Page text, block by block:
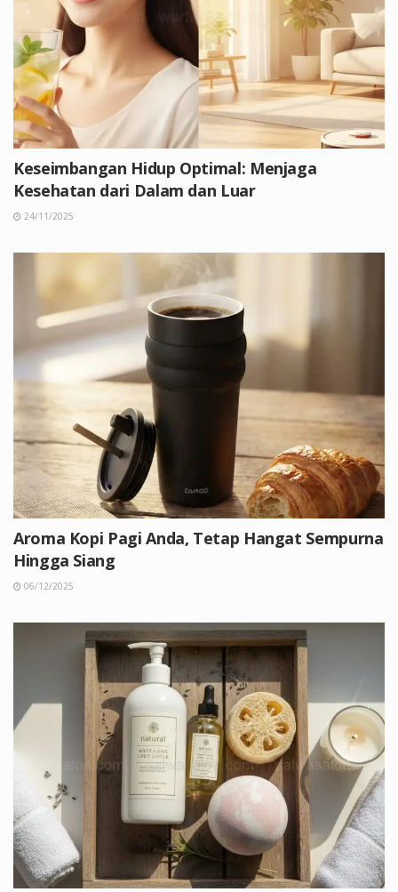
Keseimbangan Hidup Optimal: Menjaga
Kesehatan dari Dalam dan Luar
24/11/2025
Aroma Kopi Pagi Anda, Tetap Hangat Sempurna
Hingga Siang
06/12/2025